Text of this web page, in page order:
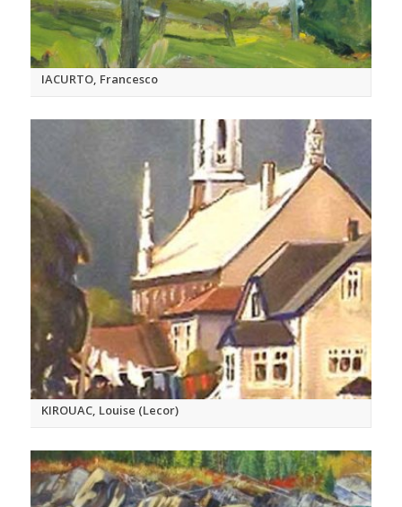
IACURTO, Francesco
KIROUAC, Louise (Lecor)